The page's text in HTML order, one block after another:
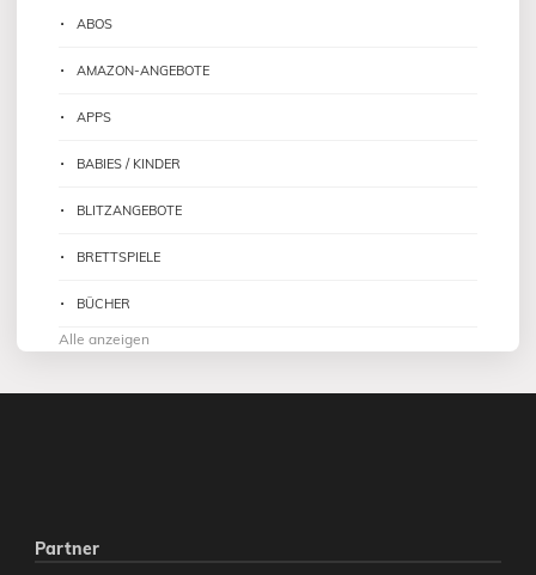
ABOS
AMAZON-ANGEBOTE
APPS
BABIES / KINDER
BLITZANGEBOTE
BRETTSPIELE
BÜCHER
Alle anzeigen
Partner